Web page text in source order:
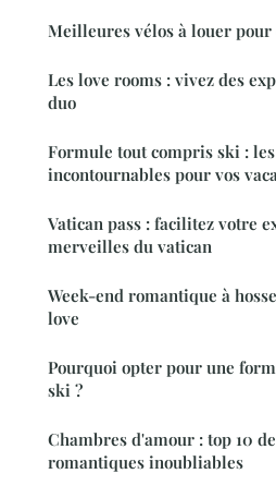
Meilleures vélos à louer
Les love rooms : vivez des
duo
Formule tout compris ski : les
incontournables pour vos
Vatican pass : facilitez votre
merveilles du vatican
Week-end romantique à
love
Pourquoi opter pour une
ski ?
Chambres d'amour : top 10
romantiques inoubliables